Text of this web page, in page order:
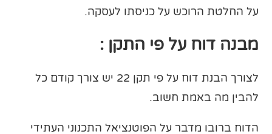
על החלטת הרוכש על כניסתו לעסקה.
מבנה דוח על פי התקן :
לצורך הבנת דוח על פי תקן 22 יש צורך קודם כל
להבין מה באמת חשוב.
הדוח ברובו מדבר על הפוטנציאל התכנוני העתידי